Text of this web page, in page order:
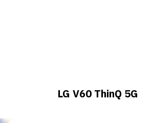
LG V60 ThinQ 5G